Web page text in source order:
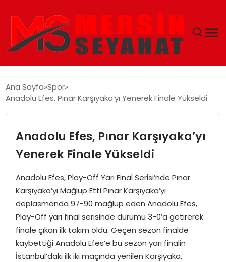
EĞITIM
TEKNOLOJI
GÜNCEL
Ana Sayfa Spor
Anadolu Efes, Pınar Karşıyaka’yı Yenerek Finale Yükseldi
Anadolu Efes, Pınar Karşıyaka’yı
Yenerek Finale Yükseldi
Anadolu Efes, Play-Off Yarı Final Serisi’nde Pınar
Karşıyaka’yı Mağlup Etti Pınar Karşıyaka’yı
deplasmanda 97-90 mağlup eden Anadolu Efes,
Play-Off yarı final serisinde durumu 3-0’a getirerek
finale çıkan ilk takım oldu. Geçen sezon finalde
kaybettiği Anadolu Efes’e bu sezon yarı finalin
İstanbul’daki ilk iki maçında yenilen Karşıyaka,